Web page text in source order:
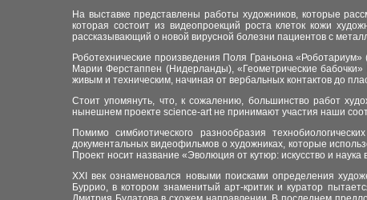
На выставке представлены работы художников, которые
которая состоит из видеопроекций роста клеток кожи
рассказывающий о новой вирусной болезни пациентов с
Роботехнические произведения Поля Граньона
Марии Ферстаппен (Нидерланды), «Геометрические
живым и техническим, начиная от вербальных контактов до
Стоит упомянуть, что, к сожалению, большинство работ
нынешнем проекте science-art не принимают участия наши
Помимо симбиотического разнообразия
документальных видеофильмов о художниках, которые
Проект носит название «Эволюция от кутюр: искусство и наука
XXI век ознаменовался новыми поисками определения
Буррио, в котором знаменитый арт-критик и куратор